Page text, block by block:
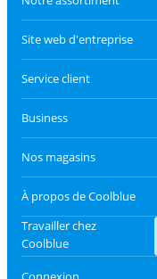
Site web d'entreprise
Service client
Business
Nos magasins
À propos de Coolblue
Travailler chez
Coolblue